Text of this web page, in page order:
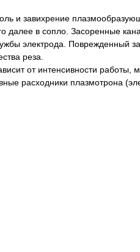
и завихрение
далее в сопло. Засоренные
электрода. Поврежденный
реза.
от интенсивности работы,
расходники плазмотрона